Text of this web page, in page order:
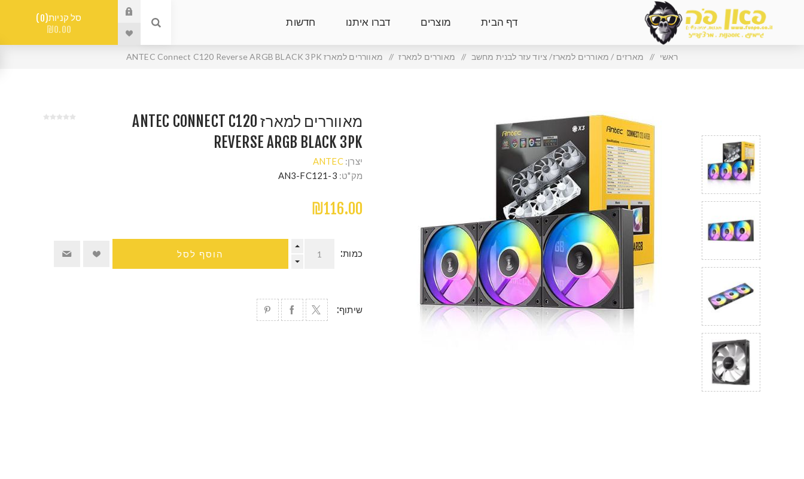
דף הבית מוצרים דברו איתנו חדשות סל קניות 0
₪0.00
ראשי / מארזים / מאוררים למארז/ ציוד עזר לבנית מחשב / מאוררים למארז / מאווררים למארז ANTEC Connect C120 Reverse ARGB BLACK 3PK
מאווררים למארז ANTEC CONNECT C120
REVERSE ARGB BLACK 3PK
יצרן: ANTEC
מק"ט: AN3-FC121-3
₪116.00
כמות: הוסף לסל
שיתוף: